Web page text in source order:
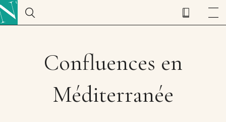
Confluences en
Méditerranée